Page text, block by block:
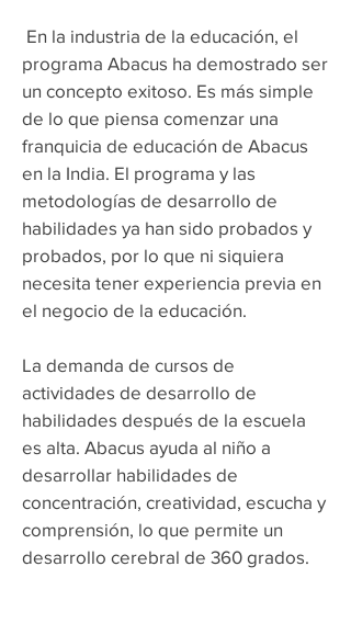
En la industria de la educación, el
programa Abacus ha demostrado ser
un concepto exitoso. Es más simple
de lo que piensa comenzar una
franquicia de educación de Abacus
en la India. El programa y las
metodologías de desarrollo de
habilidades ya han sido probados y
probados, por lo que ni siquiera
necesita tener experiencia previa en
el negocio de la educación.
La demanda de cursos de
actividades de desarrollo de
habilidades después de la escuela
es alta. Abacus ayuda al niño a
desarrollar habilidades de
concentración, creatividad, escucha y
comprensión, lo que permite un
desarrollo cerebral de 360 grados.